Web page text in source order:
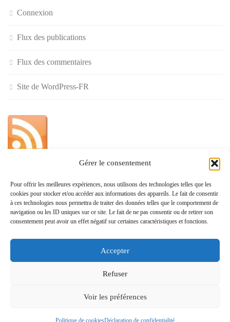
Gérer le consentement
Pour offrir les meilleures expériences, nous utilisons des technologies telles que les
cookies pour stocker et/ou accéder aux informations des appareils. Le fait de consentir
à ces technologies nous permettra de traiter des données telles que le comportement de
navigation ou les ID uniques sur ce site. Le fait de ne pas consentir ou de retirer son
consentement peut avoir un effet négatif sur certaines caractéristiques et fonctions.
Accepter
Refuser
Voir les préférences
Politique de cookiesDéclaration de confidentialité
Connexion
Flux des publications
Flux des commentaires
Site de WordPress-FR
»
Politique de confidentialité
www.monvoisin.xyz © 2026. Tous droits réservés.